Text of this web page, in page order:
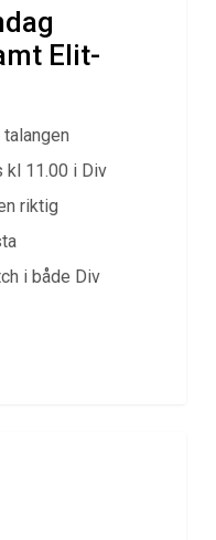
Elit-
kl 11.00 i Div
riktig
i både Div